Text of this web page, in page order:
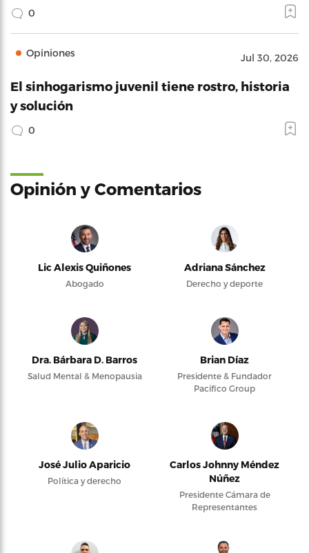
0
Opiniones Jul 30, 2026
El sinhogarismo juvenil tiene rostro, historia
y solución
0
Opinión y Comentarios
Lic Alexis Quiñones
Abogado
Adriana Sánchez
Derecho y deporte
Dra. Bárbara D. Barros
Salud Mental & Menopausia
Brian Díaz
Presidente & Fundador
Pacifico Group
José Julio Aparicio
Política y derecho
Carlos Johnny Méndez
Núñez
Presidente Cámara de
Representantes